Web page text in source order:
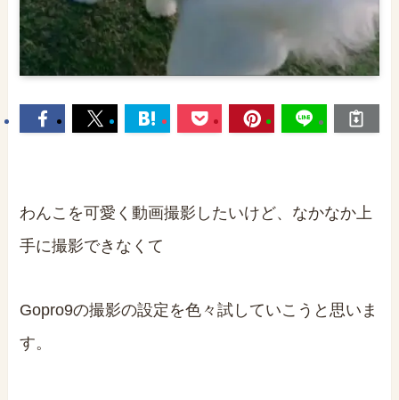
わんこを可愛く動画撮影したいけど、なかなか上
手に撮影できなくて
Gopro9の撮影の設定を色々試していこうと思いま
す。